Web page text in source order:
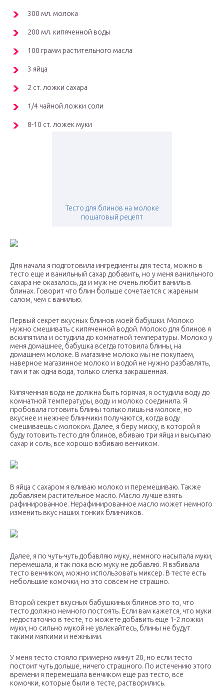
300 мл. молока
200 мл. кипяченной воды
100 грамм растительного масла
3 яйца
2 ст. ложки сахара
1/4 чайной ложки соли
8-10 ст. ложек муки
Тесто для блинов на молоке
пошаговый рецепт
Для начала я подготовила ингредиенты для теста, можно в
тесто еще и ванильный сахар добавить, но у меня ванильного
сахара не оказалось, да и муж не очень любит ваниль в
блинах. Говорит что блин больше сочетается с жареным
салом, чем с ванилью.
Первый секрет вкусных блинов моей бабушки. Молоко
нужно смешивать с кипяченной водой. Молоко для блинов я
вскипятила и остудила до комнатной температуры. Молоко у
меня домашнее, бабушка всегда готовила блины, на
домашнем молоке. В магазине молоко мы не покупаем,
наверное магазинное молоко и водой не нужно разбавлять,
там и так одна вода, только слегка закрашенная.
Кипяченная вода не должна быть горячая, я остудила воду до
комнатной температуры, воду и молоко соединила. Я
пробовала готовить блины только лишь на молоке, но
вкуснее и нежнее блинчики получаются, когда воду
смешиваешь с молоком. Далее, я беру миску, в которой я
буду готовить тесто для блинов, вбиваю три яйца и высыпаю
сахар и соль, все хорошо взбиваю венчиком.
В яйца с сахаром я вливаю молоко и перемешиваю. Также
добавляем растительное масло. Масло лучше взять
рафинированное. Нерафинированное масло может немного
изменить вкус наших тонких блинчиков.
Далее, я по чуть-чуть добавляю муку, немного насыпала муки,
перемешала, и так пока всю муку не добавлю. Я взбивала
тесто венчиком, можно использовать миксер. В тесте есть
небольшие комочки, но это совсем не страшно.
Второй секрет вкусных бабушкиных блинов это то, что
тесто должно немного постоять. Если вам кажется, что муки
недостаточно в тесте, то можете добавить еще 1-2 ложки
муки, но сильно мукой не увлекайтесь, блины не будут
такими мягкими и нежными.
У меня тесто стояло примерно минут 20, но если тесто
постоит чуть дольше, ничего страшного. По истечению этого
времени я перемешала венчиком еще раз тесто, все
комочки, которые были в тесте, растворились.